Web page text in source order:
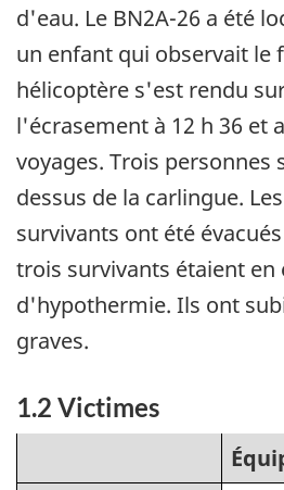
d'eau. Le BN2A-26 a été
un enfant qui observait le
hélicoptère s'est rendu
l'écrasement à 12 h 36 et
voyages. Trois personnes
dessus de la carlingue.
survivants ont été évacués
trois survivants étaient en
d'hypothermie. Ils ont
graves.
1.2 Victimes